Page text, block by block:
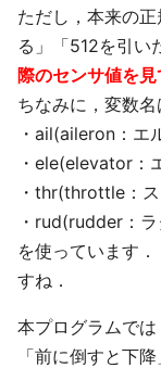
ただし，本来の
る」「512を引い
際のセンサ値を見
ちなみに，変数
・ail(aileron：エ
・ele(elevator：
・thr(throttle：
・rud(rudder：
を使っています
すね．
本プログラムでは
「前に倒すと下